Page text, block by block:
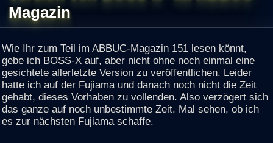
Magazin
Wie Ihr zum Teil im ABBUC-Magazin 151 lesen könnt,
gebe ich BOSS-X auf, aber nicht ohne noch einmal eine
gesichtete allerletzte Version zu veröffentlichen. Leider
hatte ich auf der Fujiama und danach noch nicht die Zeit
gehabt, dieses Vorhaben zu vollenden. Also verzögert sich
das ganze auf noch unbestimmte Zeit. Mal sehen, ob ich
es zur nächsten Fujiama schaffe.